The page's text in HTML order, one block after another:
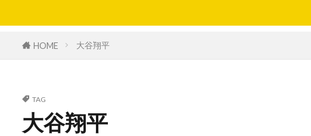
HOME 大谷翔平
TAG
大谷翔平